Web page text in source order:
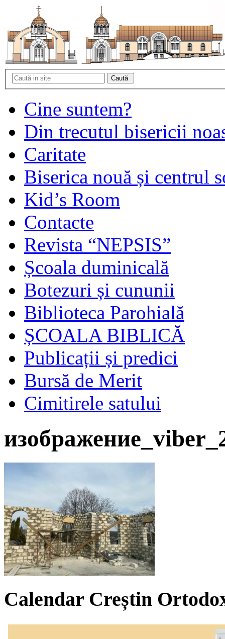
Cine suntem?
Din trecutul bisericii
Caritate
Biserica nouă și centrul
Kid’s Room
Contacte
Revista “NEPSIS”
Școala duminicală
Botezuri și cununii
Biblioteca Parohială
ȘCOALA BIBLICĂ
Publicații și predici
Bursă de Merit
Cimitirele satului
Calendar Creștin